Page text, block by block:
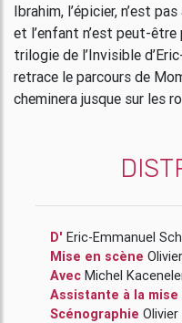
Ibrahim, l’épicier, n’est
et l’enfant n’est peut-
trilogie de l’Invisible
retrace le parcours de
cheminera jusque sur les
D' Eric-Emmanuel
Mise en scène
Avec
Michel
Assistante à la mise
Scénographie